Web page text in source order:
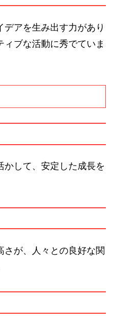
アを生み出す力があり
ィブな活動に秀でていま
かして、安定した成長を
さが、人々との良好な関